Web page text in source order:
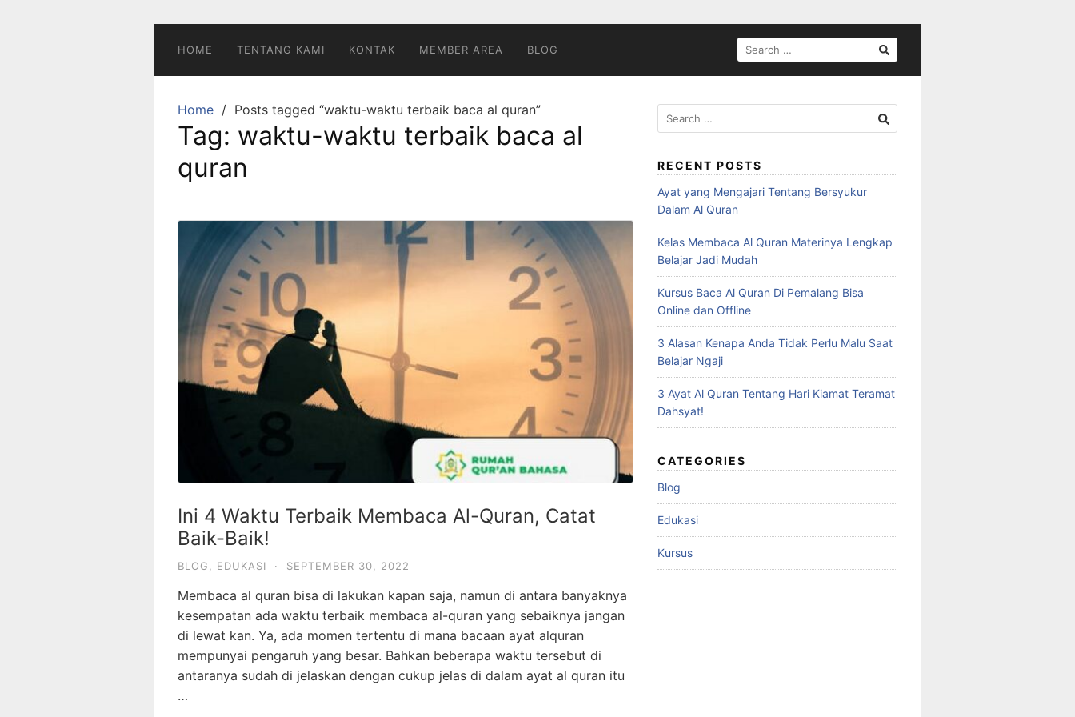
HOME TENTANG KAMI KONTAK MEMBER AREA BLOG
SEARCH
FOR:
Home Posts tagged “waktu-waktu terbaik baca al quran”
Tag: waktu-waktu terbaik baca al
quran
Ini 4 Waktu Terbaik Membaca Al-Quran, Catat
Baik-Baik!
BLOG, EDUKASI · SEPTEMBER 30, 2022
Membaca al quran bisa di lakukan kapan saja, namun di antara banyaknya
kesempatan ada waktu terbaik membaca al-quran yang sebaiknya jangan
di lewat kan. Ya, ada momen tertentu di mana bacaan ayat alquran
mempunyai pengaruh yang besar. Bahkan beberapa waktu tersebut di
antaranya sudah di jelaskan dengan cukup jelas di dalam ayat al quran itu
…
Search
for:
RECENT POSTS
Ayat yang Mengajari Tentang Bersyukur
Dalam Al Quran
Kelas Membaca Al Quran Materinya Lengkap
Belajar Jadi Mudah
Kursus Baca Al Quran Di Pemalang Bisa
Online dan Offline
3 Alasan Kenapa Anda Tidak Perlu Malu Saat
Belajar Ngaji
3 Ayat Al Quran Tentang Hari Kiamat Teramat
Dahsyat!
CATEGORIES
Blog
Edukasi
Kursus